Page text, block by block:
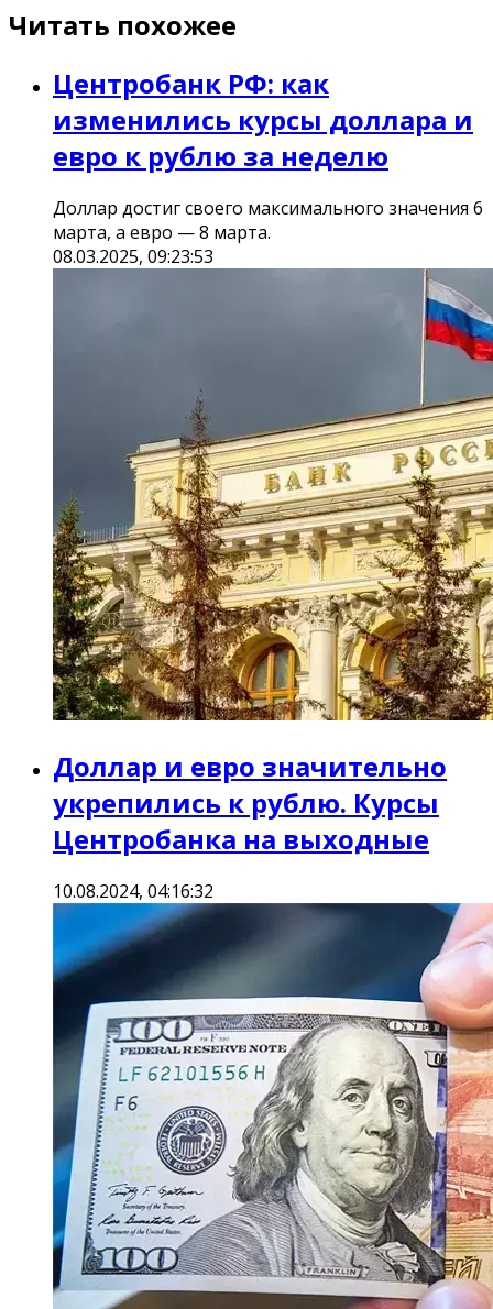
Читать похожее
Центробанк РФ: как
изменились курсы доллара и
евро к рублю за неделю
Доллар достиг своего максимального значения 6
марта, а евро — 8 марта.
08.03.2025, 09:23:53
Доллар и евро значительно
укрепились к рублю. Курсы
Центробанка на выходные
10.08.2024, 04:16:32